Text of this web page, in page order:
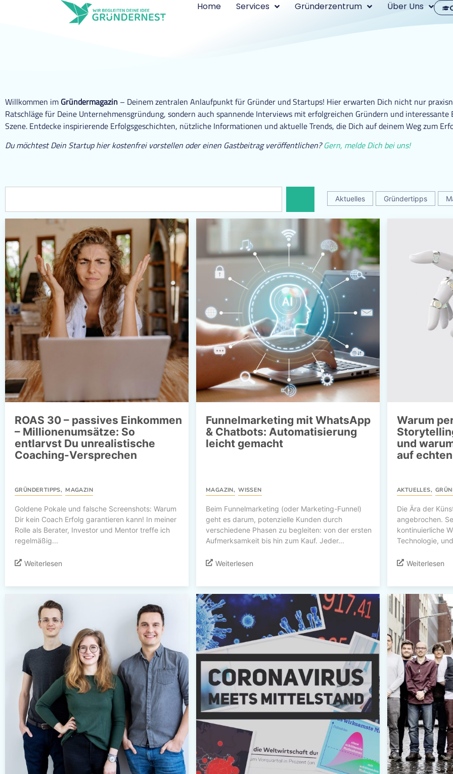
Home Services Gründerzentrum Über Uns
Willkommen im Gründermagazin – Deinem zentralen Anlaufpunkt für Gründer und Startups! Hier erwarten Dich nicht nur
Ratschläge für Deine Unternehmensgründung, sondern auch spannende Interviews mit erfolgreichen Gründern und
Szene. Entdecke inspirierende Erfolgsgeschichten, nützliche Informationen und aktuelle Trends, die Dich auf deinem Weg zum
Du möchtest Dein Startup hier kostenfrei vorstellen oder einen Gastbeitrag veröffentlichen?Gern, melde Dich bei uns!
Aktuelles Gründertipps
ROAS 30 – passives Einkommen
– Millionenumsätze: So
entlarvst Du unrealistische
Coaching-Versprechen
GRÜNDERTIPPS, MAGAZIN
Goldene Pokale und falsche Screenshots: Warum
Dir kein Coach Erfolg garantieren kann! In meiner
Rolle als Berater, Investor und Mentor treffe ich
regelmäßig...
Weiterlesen
Funnelmarketing mit WhatsApp
& Chatbots: Automatisierung
leicht gemacht
MAGAZIN, WISSEN
Beim Funnelmarketing (oder Marketing-Funnel)
geht es darum, potenzielle Kunden durch
verschiedene Phasen zu begleiten: von der ersten
Aufmerksamkeit bis hin zum Kauf. Jeder...
Weiterlesen
Warum
und
auf
AKTUELLES,
Die Ära der
angebrochen.
kontinuierliche
Technologie,
Weiterlesen